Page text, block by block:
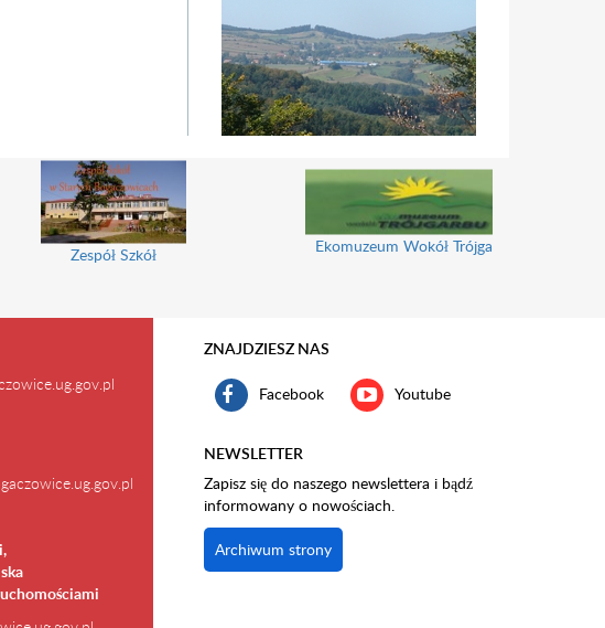
Zespół Szkół Ekomuzeum Wokół Trójgarbu
ZNAJDZIESZ NAS
Facebook Youtube
NEWSLETTER
Zapisz się do naszego newslettera i bądź
informowany o nowościach.
Archiwum strony